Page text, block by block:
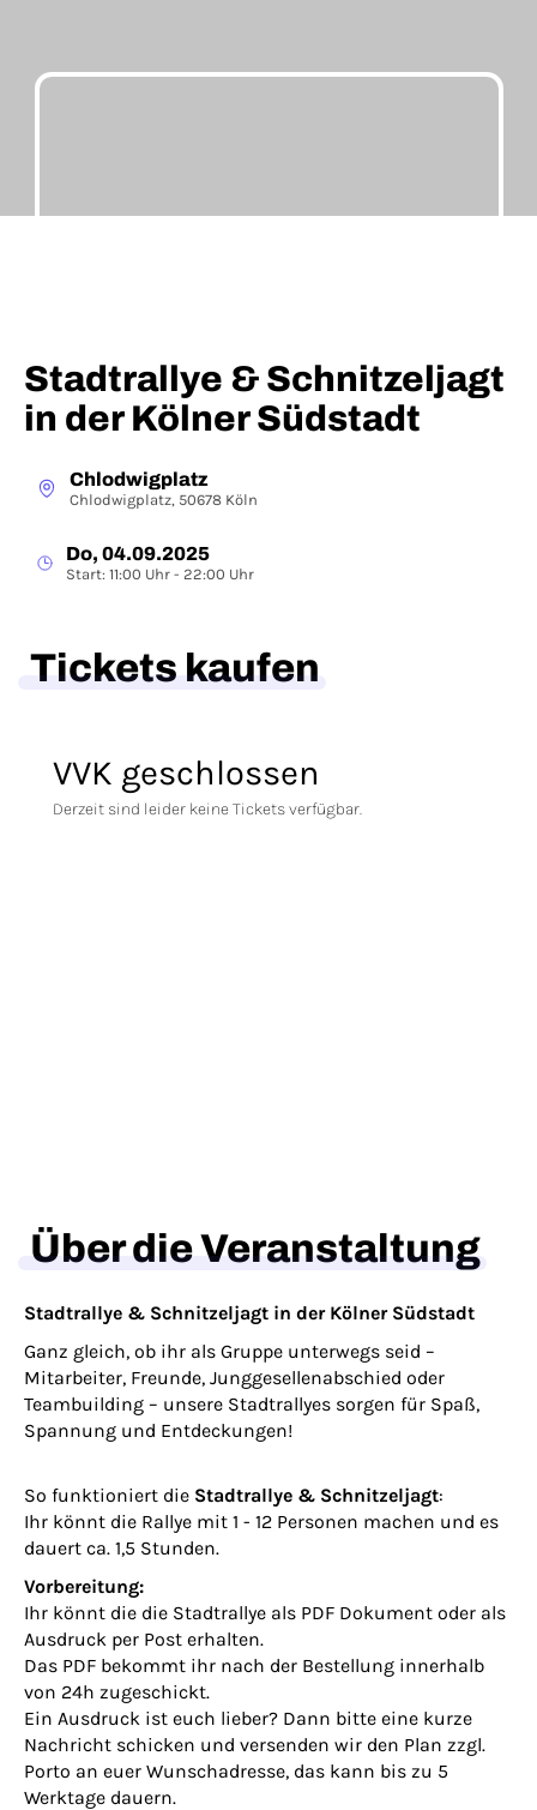
Stadtrallye & Schnitzeljagt
in der Kölner Südstadt
Chlodwigplatz
Chlodwigplatz, 50678 Köln
Do, 04.09.2025
Start: 11:00 Uhr - 22:00 Uhr
Tickets kaufen
VVK geschlossen
Derzeit sind leider keine Tickets verfügbar.
Über die Veranstaltung
Stadtrallye & Schnitzeljagt in der Kölner Südstadt
Ganz gleich, ob ihr als Gruppe unterwegs seid –
Mitarbeiter, Freunde, Junggesellenabschied oder
Teambuilding – unsere Stadtrallyes sorgen für Spaß,
Spannung und Entdeckungen!
So funktioniert die Stadtrallye & Schnitzeljagt:
Ihr könnt die Rallye mit 1 - 12 Personen machen und es
dauert ca. 1,5 Stunden.
Vorbereitung:
Ihr könnt die die Stadtrallye als PDF Dokument oder als
Ausdruck per Post erhalten.
Das PDF bekommt ihr nach der Bestellung innerhalb
von 24h zugeschickt.
Ein Ausdruck ist euch lieber? Dann bitte eine kurze
Nachricht schicken und versenden wir den Plan zzgl.
Porto an euer Wunschadresse, das kann bis zu 5
Werktage dauern.